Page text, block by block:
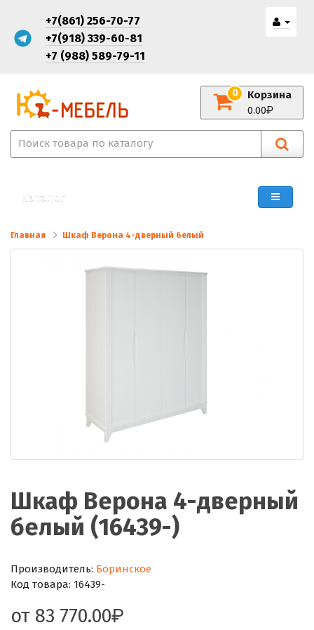
+7(861) 256-70-77
+7(918) 339-60-81
+7 (988) 589-79-11
Корзина
0
0.00
Каталог
Главная Шкаф Верона 4-дверный белый
Шкаф Верона 4-дверный
белый (16439-)
Производитель: Боринское
Код товара: 16439-
от 83 770.00